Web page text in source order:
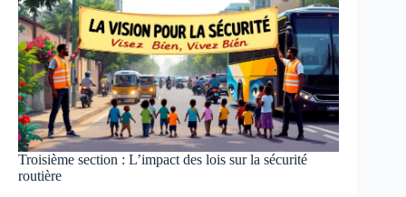
Troisième section : L’impact des lois sur la sécurité
routière